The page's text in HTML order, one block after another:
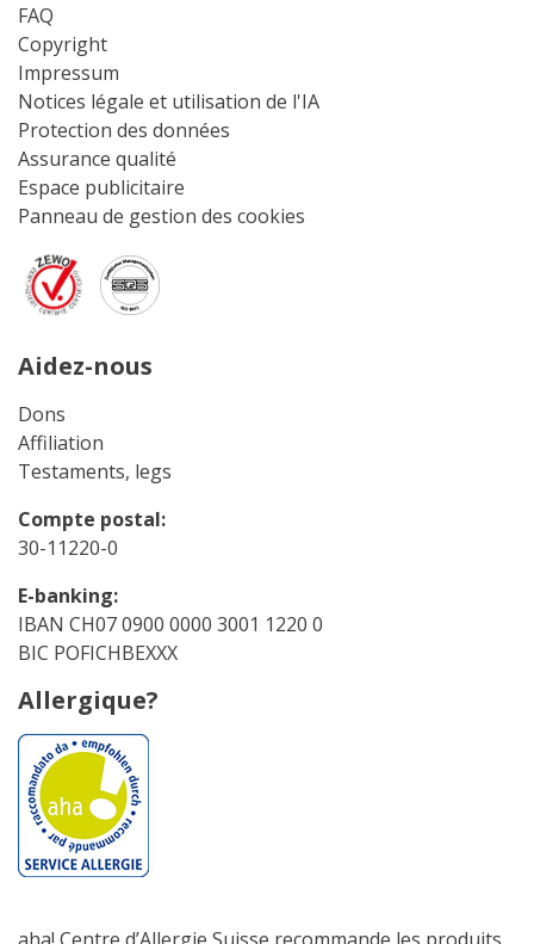
FAQ
Copyright
Impressum
Notices légale et utilisation de l'IA
Protection des données
Assurance qualité
Espace publicitaire
Panneau de gestion des cookies
Aidez-nous
Dons
Affiliation
Testaments, legs
Compte postal:
30-11220-0
E-banking:
IBAN CH07 0900 0000 3001 1220 0
BIC POFICHBEXXX
Allergique?